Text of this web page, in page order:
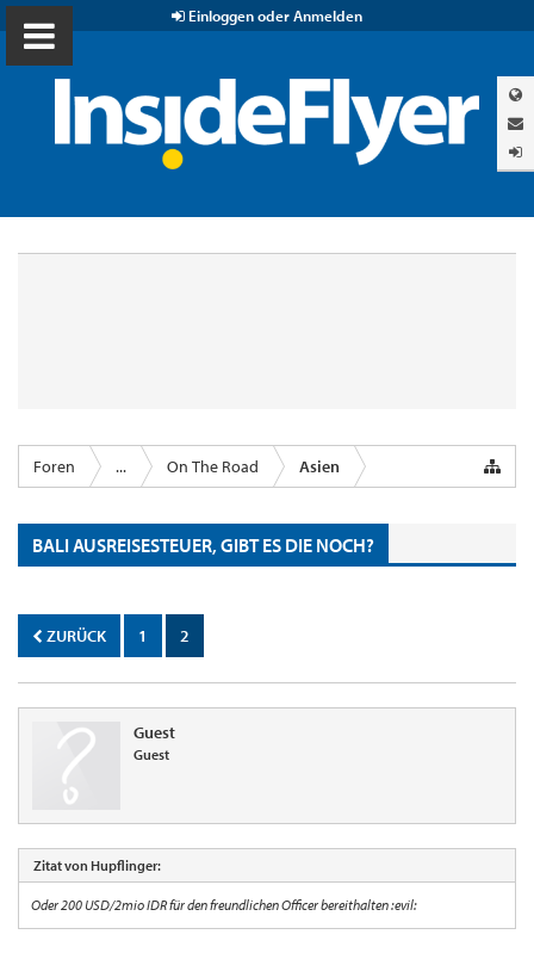
Einloggen oder Anmelden
Foren ... On The Road Asien
BALI AUSREISESTEUER, GIBT ES DIE NOCH?
ZURÜCK 1 2
Guest
Guest
Zitat von Hupflinger:
Oder 200 USD/2mio IDR für den freundlichen Officer bereithalten :evil: